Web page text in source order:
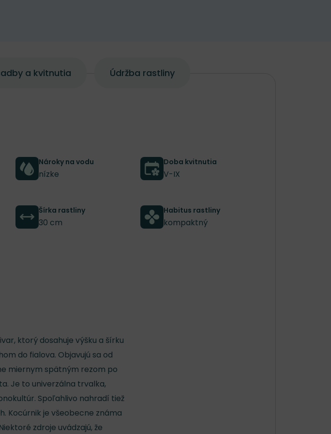
a kvitnutia Údržba rastliny
Nároky na vodu
nízke
Doba kvitnutia
V-IX
Šírka rastliny
30 cm
Habitus rastliny
kompaktný
ktorý dosahuje výšku a šírku
do fialova. Objavujú sa od
miernym spätným rezom po
Je to univerzálna trvalka,
Spoľahlivo nahradí tiež
Kocúrnik je všeobecne známa
zdroje uvádzajú, že